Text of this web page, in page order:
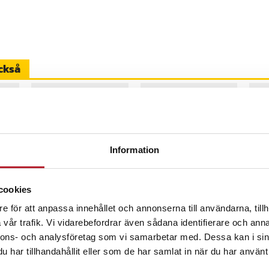
Information
för att anpassa innehållet och annonserna till användarna,
trafik. Vi vidarebefordrar även sådana identifierare och
och analysföretag som vi samarbetar med. Dessa kan i
har tillhandahållit eller som de har samlat in när du har
så att du kan ladda en mängd
Apple-produkter som
(37 Wh)
-
08-14
Powerbank med
inbyggda USB-kablar -
Vit
Pris: 149 kr
149 kr
Kommer i lager 2026-08-14
Powerbank med
inbyggda USB-kablar -
Vit
Pris:99 kr
99 kr
Kommer i lager 2026-08-14
Pris